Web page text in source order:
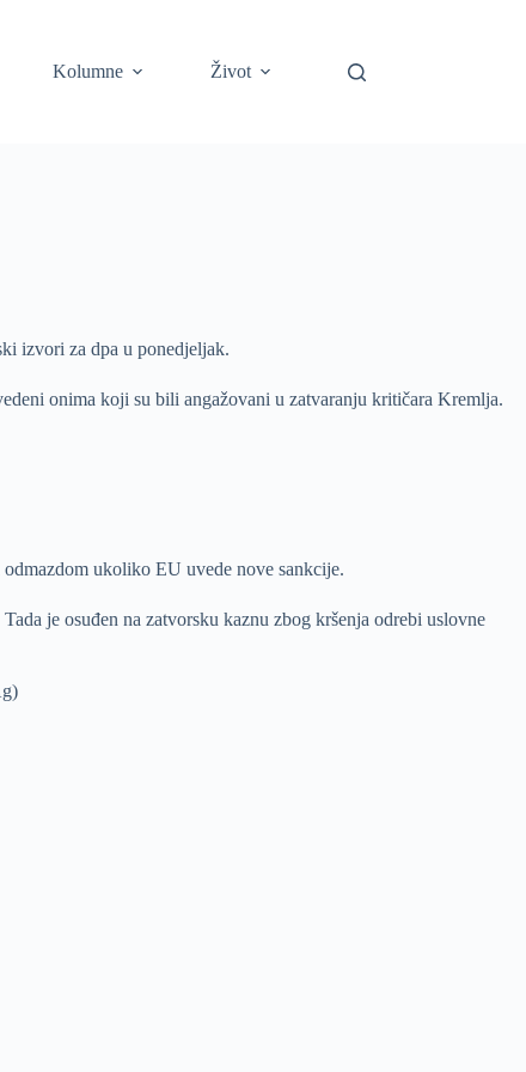
Kolumne Život
izvori za dpa u ponedjeljak.
onima koji su bili angažovani u zatvaranju kritičara Kremlja.
ukoliko EU uvede nove sankcije.
je osuđen na zatvorsku kaznu zbog kršenja odrebi uslovne